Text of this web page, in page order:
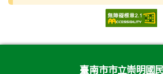
頁尾區域內容臺南市市立崇明國